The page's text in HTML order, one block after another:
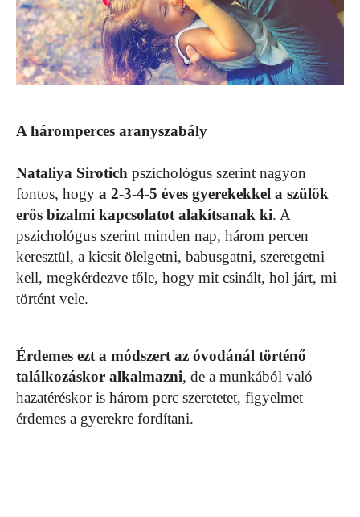
A háromperces aranyszabály
Nataliya Sirotich pszichológus szerint nagyon
fontos, hogy a 2-3-4-5 éves gyerekekkel a szülők
erős bizalmi kapcsolatot alakítsanak ki. A
pszichológus szerint minden nap, három percen
keresztül, a kicsit ölelgetni, babusgatni, szeretgetni
kell, megkérdezve tőle, hogy mit csinált, hol járt, mi
történt vele.
Érdemes ezt a módszert az óvodánál történő
találkozáskor alkalmazni, de a munkából való
hazatéréskor is három perc szeretetet, figyelmet
érdemes a gyerekre fordítani.